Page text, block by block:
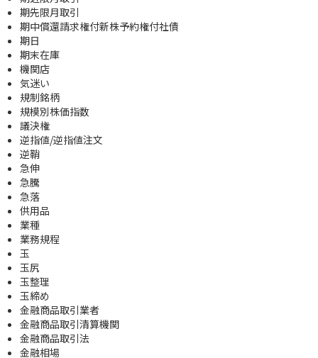
期先限月取引
期中償還請求権付新株予約権付社債
期日
期末在庫
機関店
気迷い
規制銘柄
規模別株価指数
議決権
逆指値/逆指値注文
逆鞘
急伸
急騰
急落
供用品
業種
業務規程
玉
玉尻
玉整理
玉締め
金融商品取引業者
金融商品取引清算機関
金融商品取引法
金融相場